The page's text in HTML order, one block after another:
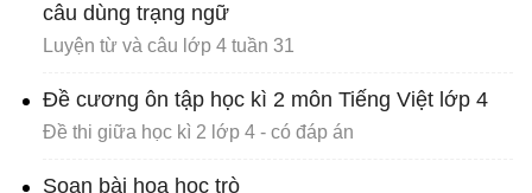
câu dùng trạng ngữ
Luyện từ và câu lớp 4 tuần 31
Đề cương ôn tập học kì 2 môn Tiếng Việt lớp 4
Đề thi giữa học kì 2 lớp 4 - có đáp án
Soạn bài hoa học trò